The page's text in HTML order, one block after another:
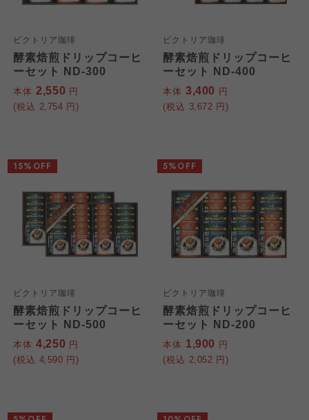
ビクトリア珈琲
酵素焙煎ドリップコーヒ
ーセット ND-300
本体 2,550 円
(税込 2,754 円)
ビクトリア珈琲
酵素焙煎ドリップコーヒ
ーセット ND-400
本体 3,400 円
(税込 3,672 円)
ビクトリア珈琲
酵素焙煎ドリップコーヒ
ーセット ND-500
本体 4,250 円
(税込 4,590 円)
15%OFF
ビクトリア珈琲
酵素焙煎ドリップコーヒ
ーセット ND-200
本体 1,900 円
(税込 2,052 円)
5%OFF